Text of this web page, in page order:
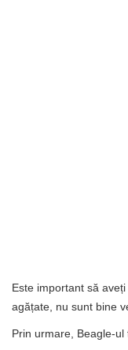
Este important să
agățate, nu sunt bine
Prin urmare, Beagle-ul